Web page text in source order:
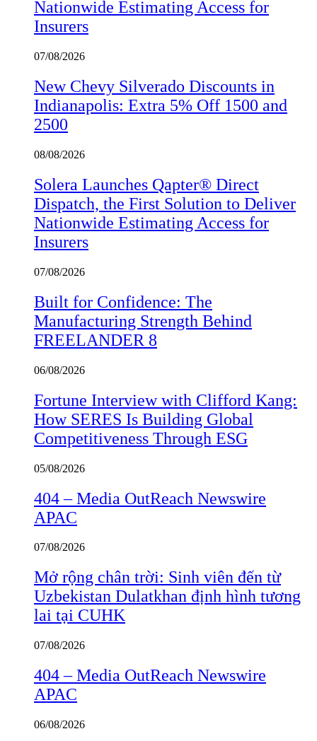
Nationwide Estimating Access for
Insurers
07/08/2026
New Chevy Silverado Discounts in
Indianapolis: Extra 5% Off 1500 and
2500
08/08/2026
Solera Launches Qapter® Direct
Dispatch, the First Solution to Deliver
Nationwide Estimating Access for
Insurers
07/08/2026
Built for Confidence: The
Manufacturing Strength Behind
FREELANDER 8
06/08/2026
Fortune Interview with Clifford Kang:
How SERES Is Building Global
Competitiveness Through ESG
05/08/2026
404 – Media OutReach Newswire
APAC
07/08/2026
Mở rộng chân trời: Sinh viên đến từ
Uzbekistan Dulatkhan định hình tương
lai tại CUHK
07/08/2026
404 – Media OutReach Newswire
APAC
06/08/2026